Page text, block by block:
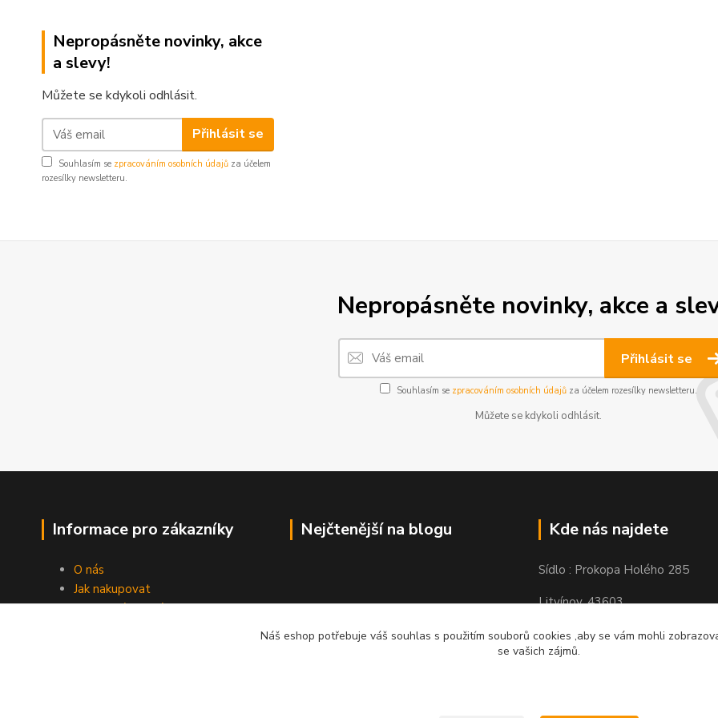
Nepropásněte novinky, akce
a slevy!
Můžete se kdykoli odhlásit.
Přihlásit se
Souhlasím se zpracováním osobních údajů za účelem
rozesílky newsletteru.
Nepropásněte novinky, akce a
Přihlásit se
Souhlasím se zpracováním osobních údajů za účelem rozesílky newsletteru.
Můžete se kdykoli odhlásit.
Informace pro zákazníky
O nás
Jak nakupovat
Obchodní podmínky
Nejčtenější na blogu Kde nás najdete
Sídlo : Prokopa Holého 285
Litvínov, 43603
Výdejní místo: Chudeřínská 109
Náš eshop potřebuje váš souhlas s použitím souborů cookies ,aby se vám mohli
se vašich zájmů.